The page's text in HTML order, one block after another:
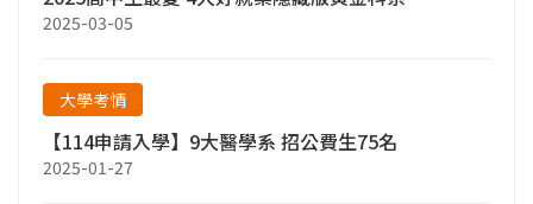
2025-03-05
大學考情
【114申請入學】9大醫學系 招公費生75名
2025-01-27